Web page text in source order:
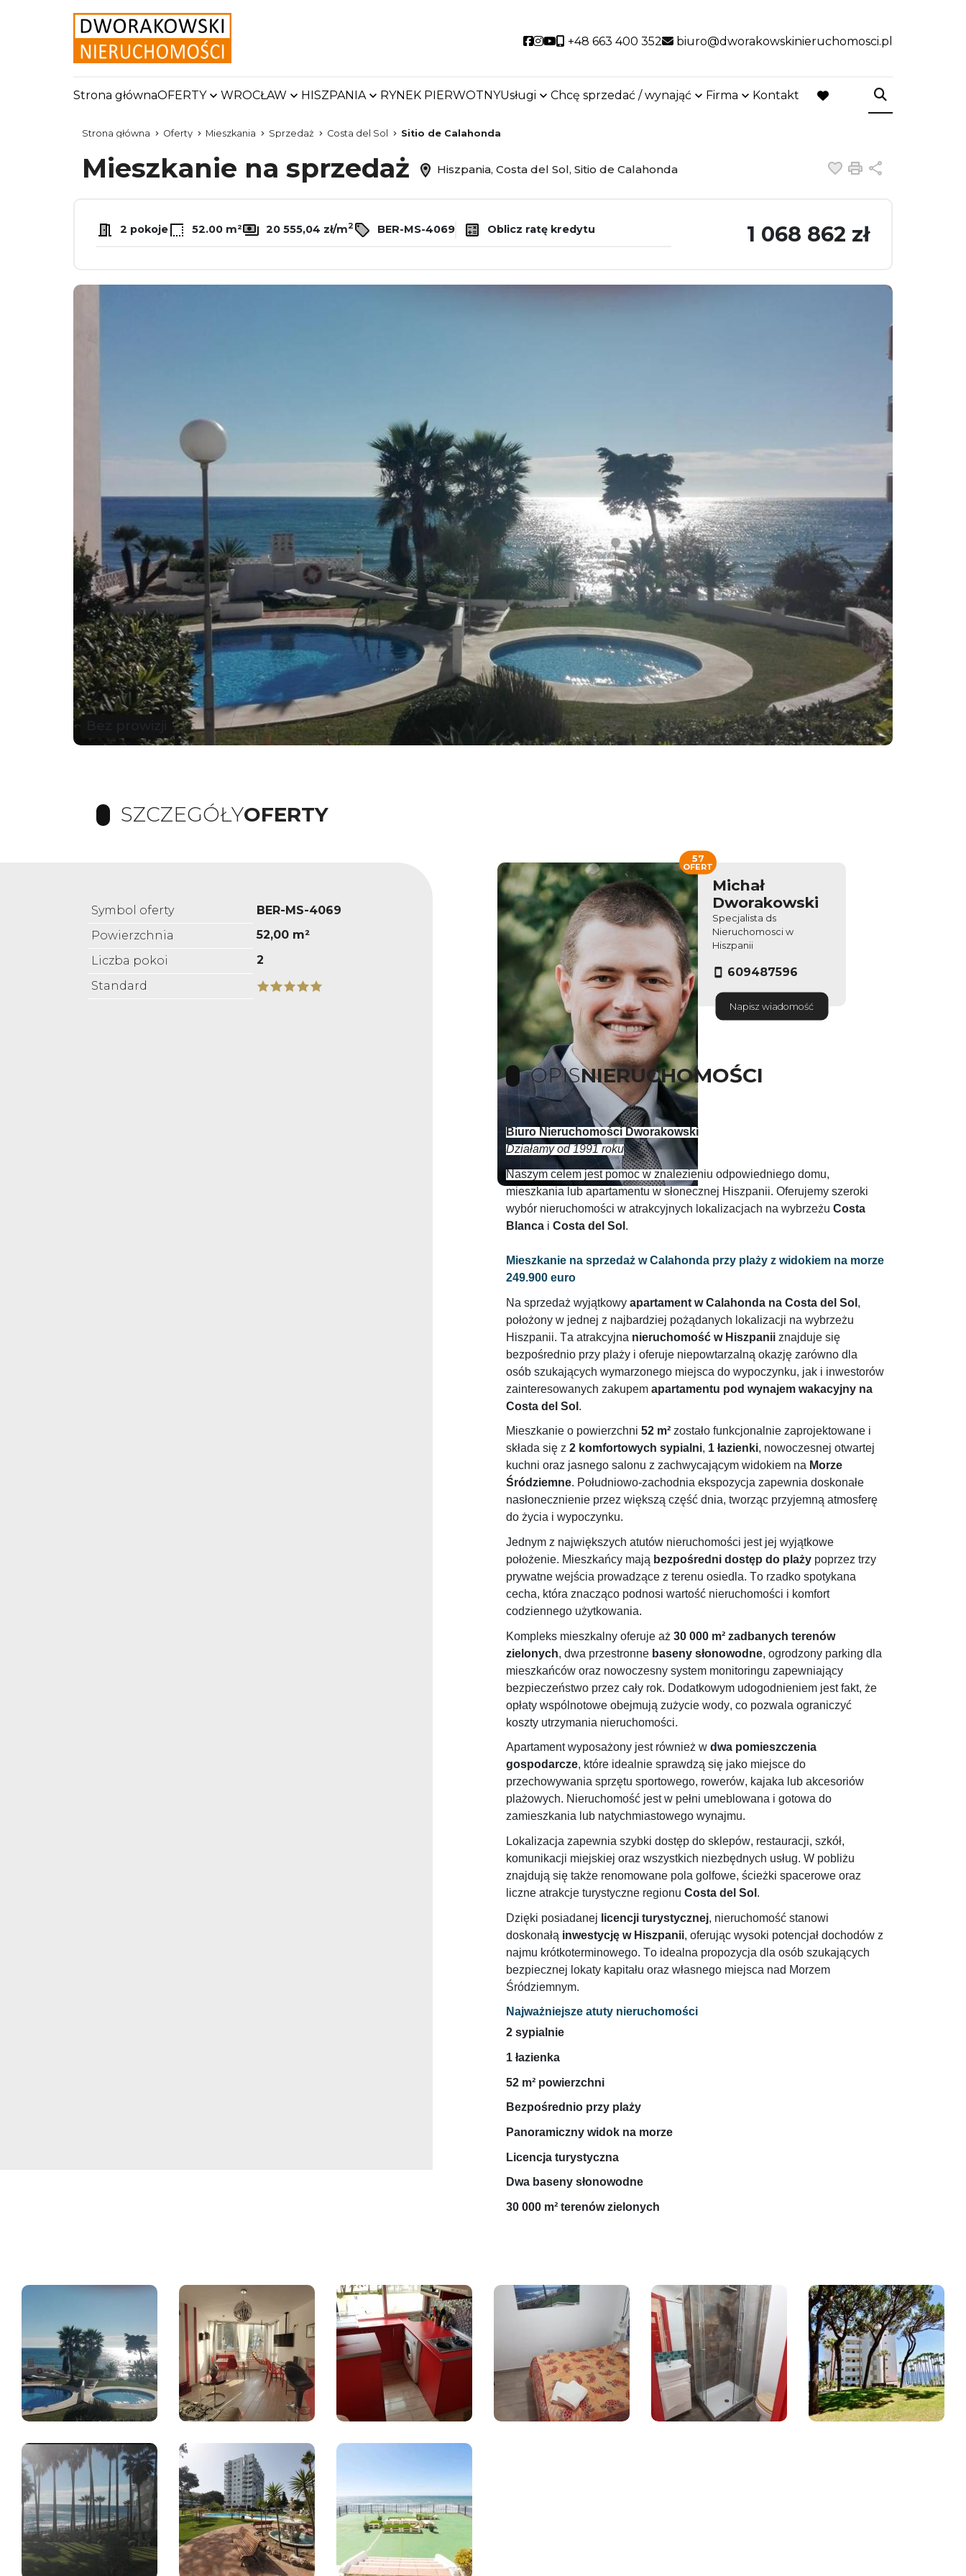
Social link
Social link
Social link
+48 663 400 352 biuro@dworakowskinieruchomosci.pl
Strona głównaOFERTY WROCŁAW HISZPANIA RYNEK PIERWOTNYUsługi Chcę sprzedać / wynająć Firma Kontakt
favorite
Strona główna Oferty Mieszkania Sprzedaż Costa del Sol Sitio de Calahonda
Mieszkanie na sprzedaż Hiszpania, Costa del Sol, Sitio de Calahonda Dodaj do
Drukuj
2 pokoje 52.00 m² 20 555,04 zł/m2 BER-MS-4069 Oblicz ratę kredytu 1 068 862 zł
Bez prowizji
SZCZEGÓŁYOFERTY
Symbol oferty
BER-MS-4069
Powierzchnia
52,00 m²
Liczba pokoi
2
Standard
Michał
Dworakowski
Specjalista ds
Nieruchomosci w
Hiszpanii
609487596
Napisz wiadomość
57
OFERT
OPISNIERUCHOMOŚCI
Biuro Nieruchomości Dworakowski
Działamy od 1991 roku
Naszym celem jest pomoc w znalezieniu odpowiedniego domu,
mieszkania lub apartamentu w słonecznej Hiszpanii. Oferujemy szeroki
wybór nieruchomości w atrakcyjnych lokalizacjach na wybrzeżu Costa
Blanca i Costa del Sol .
Mieszkanie na sprzedaż wCalahonda przy plaży z widokiem na morze
249.900 euro
Na sprzedaż wyjątkowy apartament wCalahonda na Costa del Sol ,
położony w jednej z najbardziej pożądanych lokalizacji na wybrzeżu
Hiszpanii. Ta atrakcyjna nieruchomość w Hiszpanii znajduje się
bezpośrednio przy plaży i oferuje niepowtarzalną okazję zarówno dla
osób szukających wymarzonego miejsca do wypoczynku, jak i inwestorów
zainteresowanych zakupem apartamentu pod wynajem wakacyjny na
Costa del Sol .
Mieszkanie o powierzchni 52 m² zostało funkcjonalnie zaprojektowane i
składa się z 2 komfortowych sypialni, 1 łazienki, nowoczesnej otwartej
kuchni oraz jasnego salonu z zachwycającym widokiem na Morze
Śródziemne. Południowo-zachodnia ekspozycja zapewnia doskonałe
nasłonecznienie przez większą część dnia, tworząc przyjemną atmosferę
do życia i wypoczynku.
Jednym z największych atutów nieruchomości jest jej wyjątkowe
położenie. Mieszkańcy mają bezpośredni dostęp do plaży poprzez trzy
prywatne wejścia prowadzące z terenu osiedla. To rzadko spotykana
cecha, która znacząco podnosi wartość nieruchomości i komfort
codziennego użytkowania.
Kompleks mieszkalny oferuje aż 30 000 m² zadbanych terenów
zielonych, dwa przestronne baseny słonowodne, ogrodzony parking dla
mieszkańców oraz nowoczesny system monitoringu zapewniający
bezpieczeństwo przez cały rok. Dodatkowym udogodnieniem jest fakt, że
opłaty wspólnotowe obejmują zużycie wody, co pozwala ograniczyć
koszty utrzymania nieruchomości.
Apartament wyposażony jest również w dwa pomieszczenia
gospodarcze, które idealnie sprawdzą się jako miejsce do
przechowywania sprzętu sportowego, rowerów, kajaka lub akcesoriów
plażowych. Nieruchomość jest w pełni umeblowana i gotowa do
zamieszkania lub natychmiastowego wynajmu.
Lokalizacja zapewnia szybki dostęp do sklepów, restauracji, szkół,
komunikacji miejskiej oraz wszystkich niezbędnych usług. W pobliżu
znajdują się także renomowane pola golfowe, ścieżki spacerowe oraz
liczne atrakcje turystyczne regionu Costa del Sol .
Dzięki posiadanej licencji turystycznej, nieruchomość stanowi
doskonałą inwestycję w Hiszpanii, oferując wysoki potencjał dochodów z
najmu krótkoterminowego. To idealna propozycja dla osób szukających
bezpiecznej lokaty kapitału oraz własnego miejsca nad Morzem
Śródziemnym.
Najważniejsze atuty nieruchomości
2 sypialnie
1 łazienka
52 m² powierzchni
Bezpośrednio przy plaży
Panoramiczny widok na morze
Licencja turystyczna
Dwa baseny słonowodne
30 000 m² terenów zielonych